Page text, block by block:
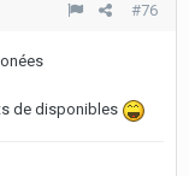
#76
de disponibles